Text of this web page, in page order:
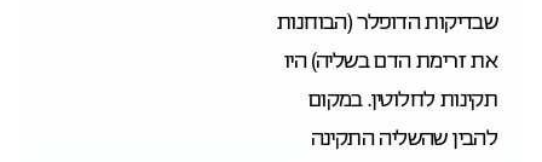
שבדיקות הדופלר (הבוחנות
את זרימת הדם בשליה) היו
תקינות לחלוטין. במקום
להבין שהשליה התקינה